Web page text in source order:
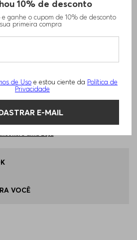
10% de desconto
ganhe o cupom de 10% de desconto
primeira compra
de Uso e estou ciente da Política de
Privacidade
E-MAIL
SARJA DE LÃ VIRGEM
Tabela de Tamanhos
AO CARRINHO
uma Loja
VOCÊ